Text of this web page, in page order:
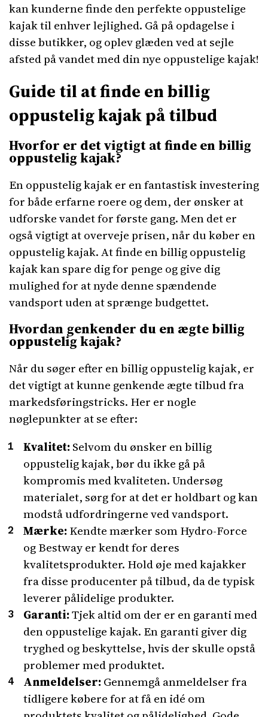
kan kunderne finde den perfekte oppustelige
kajak til enhver lejlighed. Gå på opdagelse i
disse butikker, og oplev glæden ved at sejle
afsted på vandet med din nye oppustelige kajak!
Guide til at finde en billig
oppustelig kajak på tilbud
Hvorfor er det vigtigt at finde en billig
oppustelig kajak?
En oppustelig kajak er en fantastisk investering
for både erfarne roere og dem, der ønsker at
udforske vandet for første gang. Men det er
også vigtigt at overveje prisen, når du køber en
oppustelig kajak. At finde en billig oppustelig
kajak kan spare dig for penge og give dig
mulighed for at nyde denne spændende
vandsport uden at sprænge budgettet.
Hvordan genkender du en ægte billig
oppustelig kajak?
Når du søger efter en billig oppustelig kajak, er
det vigtigt at kunne genkende ægte tilbud fra
markedsføringstricks. Her er nogle
nøglepunkter at se efter:
Kvalitet:Selvom du ønsker en billig
oppustelig kajak, bør du ikke gå på
kompromis med kvaliteten. Undersøg
materialet, sørg for at det er holdbart og kan
modstå udfordringerne ved vandsport.
Mærke:Kendte mærker som Hydro-Force
og Bestway er kendt for deres
kvalitetsprodukter. Hold øje med kajakker
fra disse producenter på tilbud, da de typisk
leverer pålidelige produkter.
Garanti:Tjek altid om der er en garanti med
den oppustelige kajak. En garanti giver dig
tryghed og beskyttelse, hvis der skulle opstå
problemer med produktet.
Anmeldelser:Gennemgå anmeldelser fra
tidligere købere for at få en idé om